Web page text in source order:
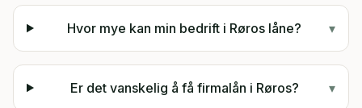
Hvor mye kan min bedrift i Røros låne? ▾
Er det vanskelig å få firmalån i Røros? ▾